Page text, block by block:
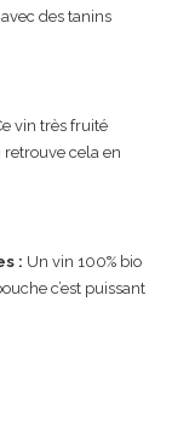
des tanins
vin très fruité
retrouve cela en
: Un vin 100% bio
c’est puissant